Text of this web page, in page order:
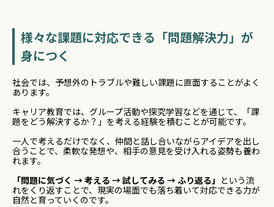
様々な課題に対応できる「問題解決力」が
身につく
社会では、予想外のトラブルや難しい課題に直面することがよく
あります。
キャリア教育では、グループ活動や探究学習などを通じて、「課
題をどう解決するか？」を考える経験を積むことが可能です。
一人で考えるだけでなく、仲間と話し合いながらアイデアを出し
合うことで、柔軟な発想や、相手の意見を受け入れる姿勢も養わ
れます。
「問題に気づく → 考える → 試してみる → ふり返る」 という流
れをくり返すことで、現実の場面でも落ち着いて対応できる力が
自然と育っていくのです。